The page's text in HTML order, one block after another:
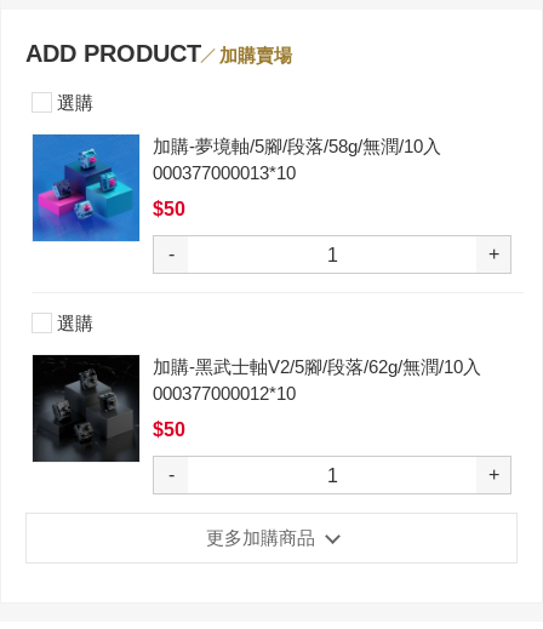
ADD PRODUCT 加購賣場
選購
加購-夢境軸/5腳/段落/58g/無潤/10入
000377000013*10
$50
- +
選購
加購-黑武士軸V2/5腳/段落/62g/無潤/10入
000377000012*10
$50
- +
更多加購商品